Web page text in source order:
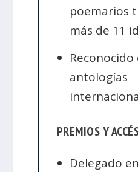
poemarios
más de 11
antologías
PREMIOS Y
Delegado